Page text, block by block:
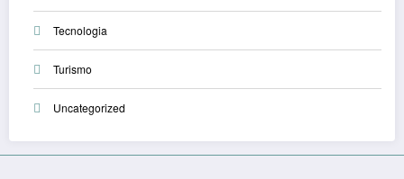
Tecnologia
Turismo
Uncategorized